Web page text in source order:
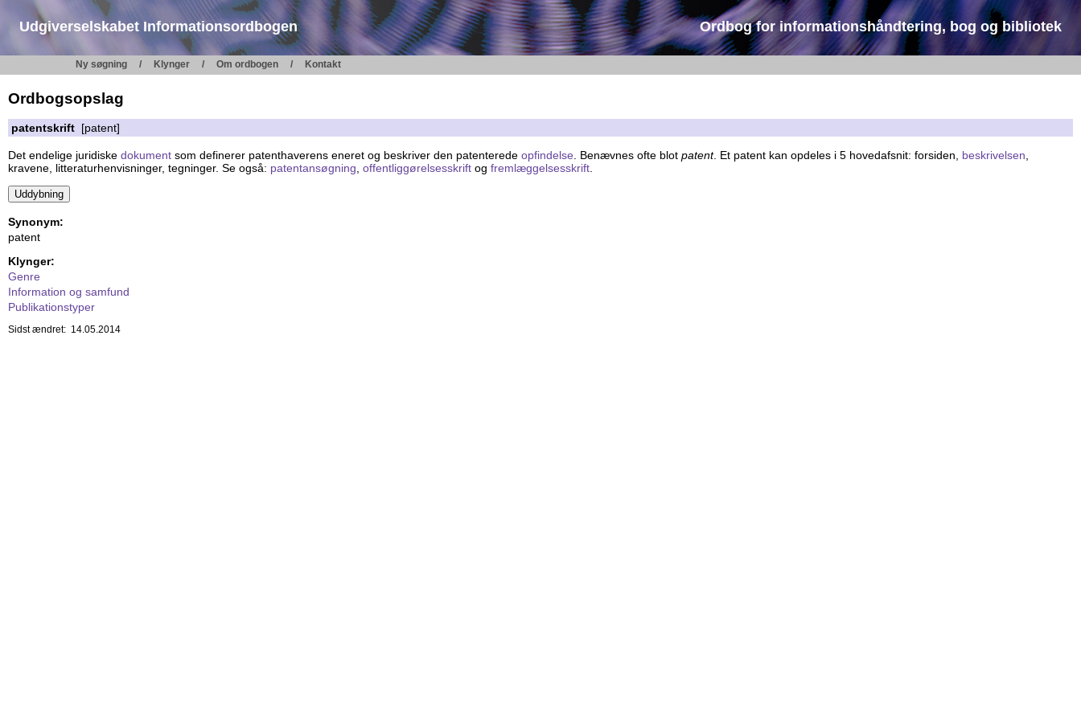
Udgiverselskabet Informationsordbogen Ordbog for informationshåndtering, bog og bibliotek
Ny søgning Klynger Om ordbogen Kontakt
Ordbogsopslag
patentskrift [patent]
Det endelige juridiske dokument som definerer patenthaverens eneret og beskriver den patenterede opfindelse . Benævnes ofte blot patent. Et patent kan opdeles i 5 hovedafsnit: forsiden, beskrivelsen
kravene, litteraturhenvisninger, tegninger. Se også: patentansøgning offentliggørelsesskrift og fremlæggelsesskrift
Synonym:
patent
Klynger:
Genre
Information og samfund
Publikationstyper
Sidst ændret: 14.05.2014